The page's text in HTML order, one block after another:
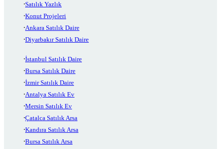
Satılık Yazlık
Konut Projeleri
Ankara Satılık Daire
Diyarbakır Satılık Daire
İstanbul Satılık Daire
Bursa Satılık Daire
İzmir Satılık Daire
Antalya Satılık Ev
Mersin Satılık Ev
Çatalca Satılık Arsa
Kandıra Satılık Arsa
Bursa Satılık Arsa